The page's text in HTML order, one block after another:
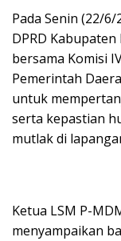
Pada Senin (22/
DPRD
bersama Komisi
Pemerintah
untuk
serta kepastian
mutlak di
Ketua LSM P-
menyampaikan